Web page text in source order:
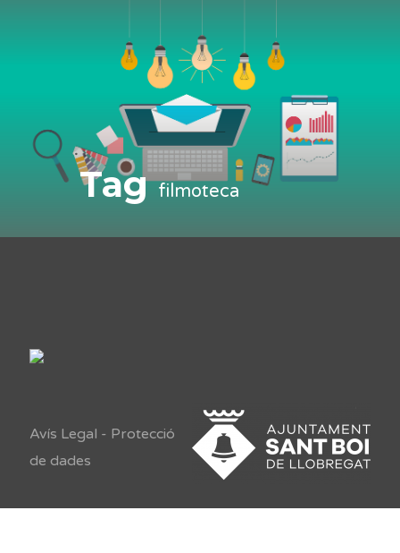
Tagfilmoteca
Avís Legal - Protecció
de dades